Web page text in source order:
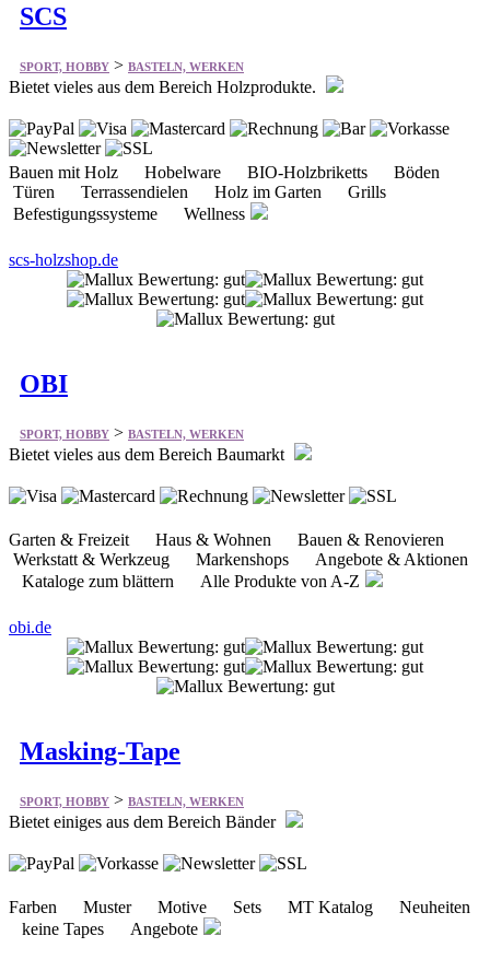
SCS
SPORT, HOBBY > BASTELN, WERKEN
Bietet vieles aus dem Bereich Holzprodukte.
Bauen mit Holz Hobelware BIO-Holzbriketts Böden
Türen Terrassendielen Holz im Garten Grills
Befestigungssysteme Wellness
scs-holzshop.de
OBI
SPORT, HOBBY > BASTELN, WERKEN
Bietet vieles aus dem Bereich Baumarkt
Garten & Freizeit Haus & Wohnen Bauen & Renovieren
Werkstatt & Werkzeug Markenshops Angebote & Aktionen
Kataloge zum blättern Alle Produkte von A-Z
obi.de
Masking-Tape
SPORT, HOBBY > BASTELN, WERKEN
Bietet einiges aus dem Bereich Bänder
Farben Muster Motive Sets MT Katalog Neuheiten
keine Tapes Angebote